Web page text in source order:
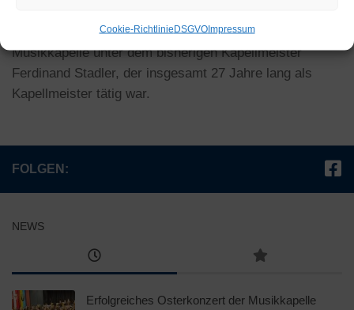
Cookie-RichtlinieDSGVOImpressum
Musikkapelle unter dem bisherigen Kapellmeister
Ferdinand Stadler, der insgesamt 27 Jahre lang als
Kapellmeister tätig war.
FOLGEN:
NEWS
Erfolgreiches Osterkonzert der Musikkapelle